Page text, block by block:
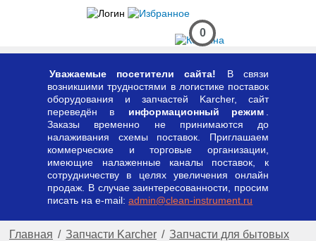
0
Уважаемые посетители сайта!
В связи
возникшими трудностями в логистике поставок
оборудования и запчастей Karcher, сайт
переведён в
информационный режим
Заказы временно не принимаются до
налаживания схемы поставок. Приглашаем
коммерческие и торговые организации,
имеющие налаженные каналы поставок, к
сотрудничеству в целях увеличения онлайн
продаж. В случае заинтересованности, просим
писать на e-mail:admin@clean-instrument.ru
Главная / Запчасти Karcher / Запчасти для бытовых